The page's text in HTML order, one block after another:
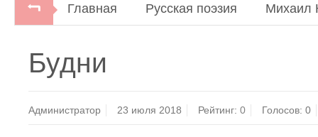
Главная Русская поэзия Михаил
Будни
Администратор 23 июля 2018 Рейтинг:0 Голосов: 0